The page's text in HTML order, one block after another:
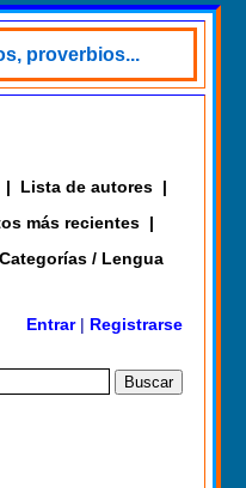
proverbios...
| Lista de autores |
más recientes |
Categorías / Lengua
Entrar| Registrarse